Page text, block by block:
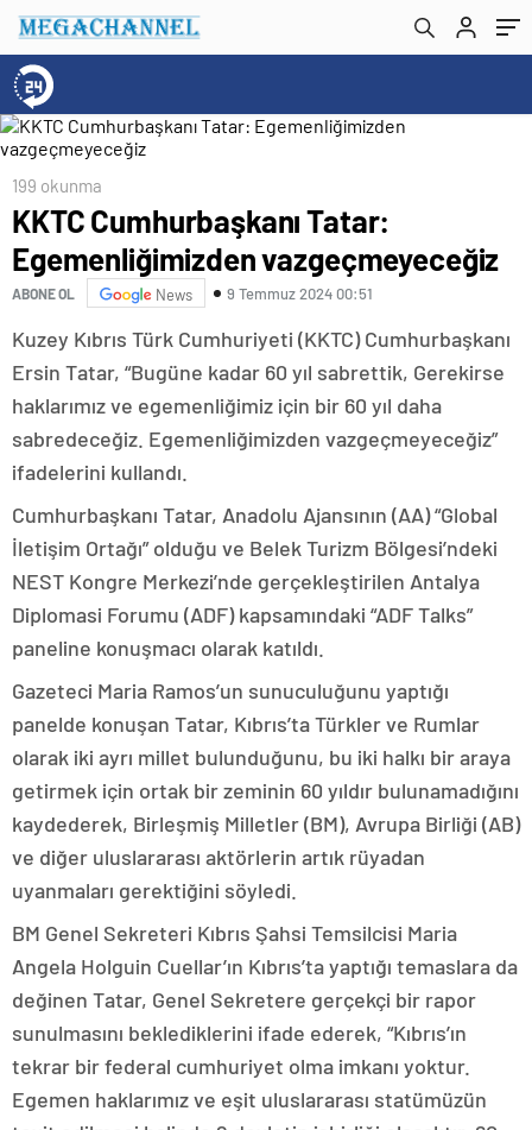
199 okunma
KKTC Cumhurbaşkanı Tatar:
Egemenliğimizden vazgeçmeyeceğiz
ABONE OL News 9 Temmuz 2024 00:51
Kuzey Kıbrıs Türk Cumhuriyeti (KKTC) Cumhurbaşkanı
Ersin Tatar, “Bugüne kadar 60 yıl sabrettik, Gerekirse
haklarımız ve egemenliğimiz için bir 60 yıl daha
sabredeceğiz. Egemenliğimizden vazgeçmeyeceğiz”
ifadelerini kullandı.
Cumhurbaşkanı Tatar, Anadolu Ajansının (AA) “Global
İletişim Ortağı” olduğu ve Belek Turizm Bölgesi’ndeki
NEST Kongre Merkezi’nde gerçekleştirilen Antalya
Diplomasi Forumu (ADF) kapsamındaki “ADF Talks”
paneline konuşmacı olarak katıldı.
Gazeteci Maria Ramos’un sunuculuğunu yaptığı
panelde konuşan Tatar, Kıbrıs’ta Türkler ve Rumlar
olarak iki ayrı millet bulunduğunu, bu iki halkı bir araya
getirmek için ortak bir zeminin 60 yıldır bulunamadığını
kaydederek, Birleşmiş Milletler (BM), Avrupa Birliği (AB)
ve diğer uluslararası aktörlerin artık rüyadan
uyanmaları gerektiğini söyledi.
BM Genel Sekreteri Kıbrıs Şahsi Temsilcisi Maria
Angela Holguin Cuellar’ın Kıbrıs’ta yaptığı temaslara da
değinen Tatar, Genel Sekretere gerçekçi bir rapor
sunulmasını beklediklerini ifade ederek, “Kıbrıs’ın
tekrar bir federal cumhuriyet olma imkanı yoktur.
Egemen haklarımız ve eşit uluslararası statümüzün